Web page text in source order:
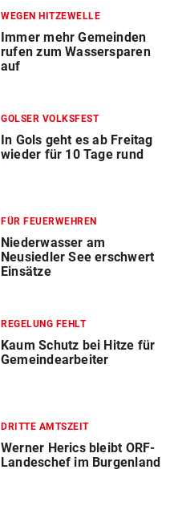
WEGEN HITZEWELLE
Immer mehr Gemeinden
rufen zum Wassersparen
auf
GOLSER VOLKSFEST
In Gols geht es ab Freitag
wieder für 10 Tage rund
FÜR FEUERWEHREN
Niederwasser am
Neusiedler See erschwert
Einsätze
REGELUNG FEHLT
Kaum Schutz bei Hitze für
Gemeindearbeiter
DRITTE AMTSZEIT
Werner Herics bleibt ORF-
Landeschef im Burgenland